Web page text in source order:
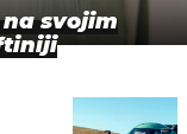
svojim